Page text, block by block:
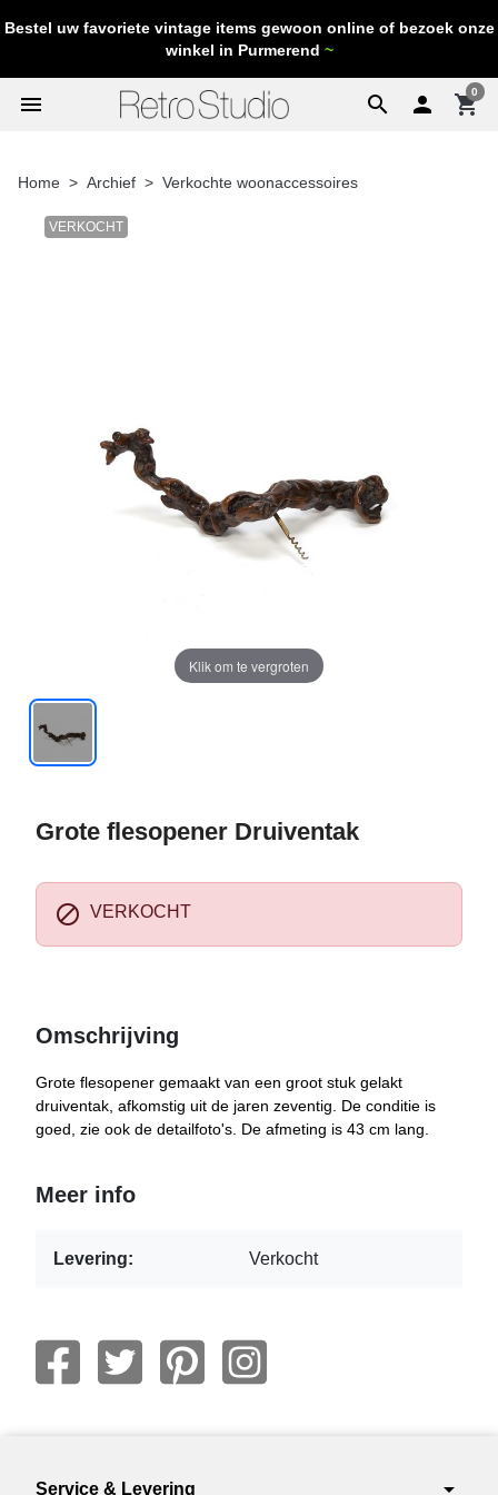
Bestel uw favoriete vintage items gewoon online of bezoek onze
winkel in Purmerend ~
search
menu  shopping_cart
0
Home Archief Verkochte woonaccessoires
VERKOCHT
Klik om te vergroten
Grote flesopener Druiventak
 VERKOCHT
Omschrijving
Grote flesopener gemaakt van een groot stuk gelakt
druiventak, afkomstig uit de jaren zeventig. De conditie is
goed, zie ook de detailfoto's. De afmeting is 43 cm lang.
Meer info
Levering: Verkocht
Service & Levering